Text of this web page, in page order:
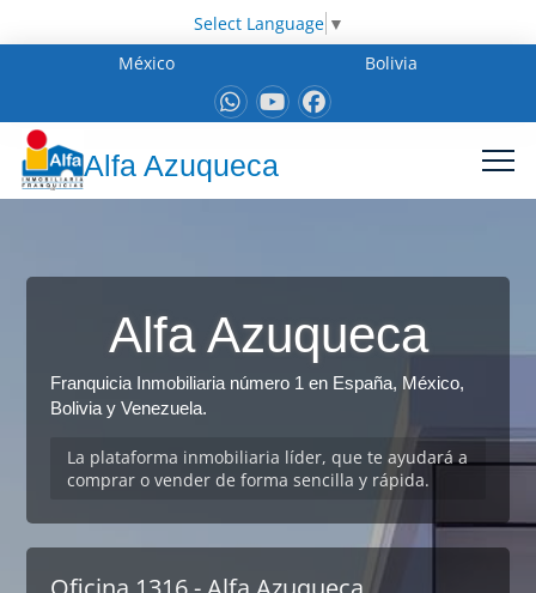
Select Language ▼
México
Bolivia
Alfa Azuqueca
Alfa Azuqueca
Franquicia Inmobiliaria número 1 en España, México,
Bolivia y Venezuela.
La plataforma inmobiliaria líder, que te ayudará a
comprar o vender de forma sencilla y rápida.